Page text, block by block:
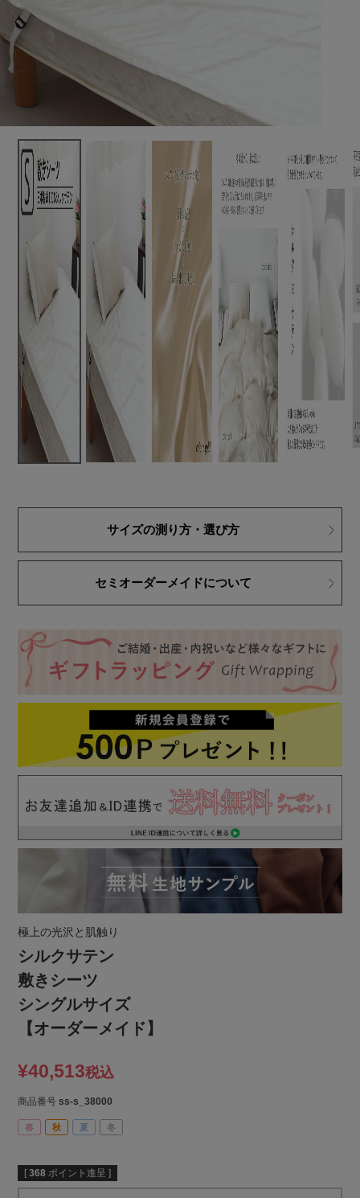
サイズの測り方・選び方
セミオーダーメイドについて
極上の光沢と肌触り
シルクサテン
敷きシーツ
シングルサイズ
【オーダーメイド】
¥40,513税込
商品番号 ss-s_38000
春 秋 夏 冬
[ 368 ポイント進呈 ]